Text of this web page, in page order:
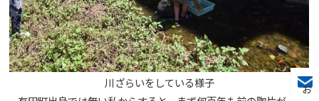
川ざらいをしている様子